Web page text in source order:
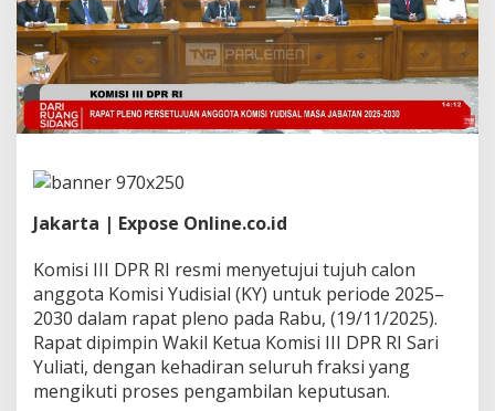
u
j
u
i
7
K
i
e
r
K
Y
2
0
2
Jakarta | Expose Online.co.id
Komisi III DPR RI resmi menyetujui tujuh calon
anggota Komisi Yudisial (KY) untuk periode 2025–
2030 dalam rapat pleno pada Rabu, (19/11/2025).
Rapat dipimpin Wakil Ketua Komisi III DPR RI Sari
Yuliati, dengan kehadiran seluruh fraksi yang
mengikuti proses pengambilan keputusan.